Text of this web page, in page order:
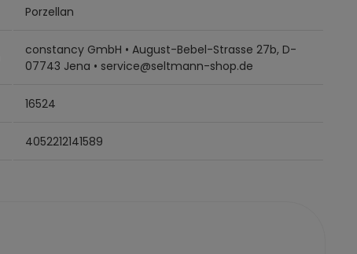
Porzellan
constancy GmbH • August-Bebel-Strasse 27b, D-
07743 Jena • service@seltmann-shop.de
16524
4052212141589